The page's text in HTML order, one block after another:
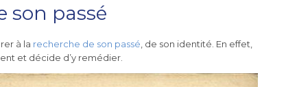
son passé
à la recherche de son passé , de son identité. En effet,
et décide d’y remédier.